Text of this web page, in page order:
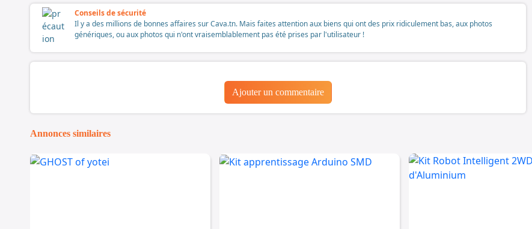
Conseils de sécurité
Il y a des millions de bonnes affaires sur Cava.tn. Mais faites attention aux biens qui ont des prix ridiculement bas, aux photos
génériques, ou aux photos qui n'ont vraisemblablement pas été prises par l'utilisateur !
Ajouter un commentaire
Annonces similaires